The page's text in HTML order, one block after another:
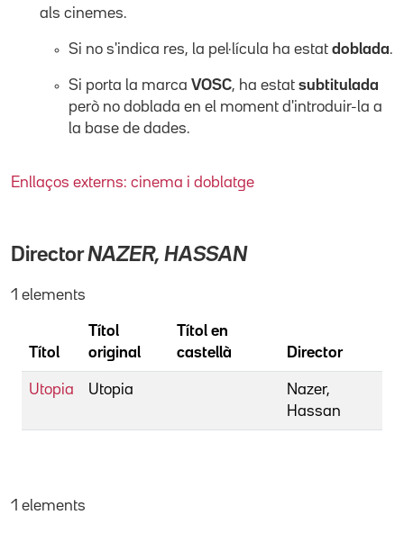
als cinemes.
Si no s'indica res, la pel·lícula ha estat doblada.
Si porta la marca VOSC, ha estat subtitulada
però no doblada en el moment d'introduir-la a
la base de dades.
Enllaços externs: cinema i doblatge
DirectorNAZER, HASSAN
1 elements
Títol
Títol
original
Títol en
castellà
Director
Utopia Utopia
Nazer,
Hassan
1 elements